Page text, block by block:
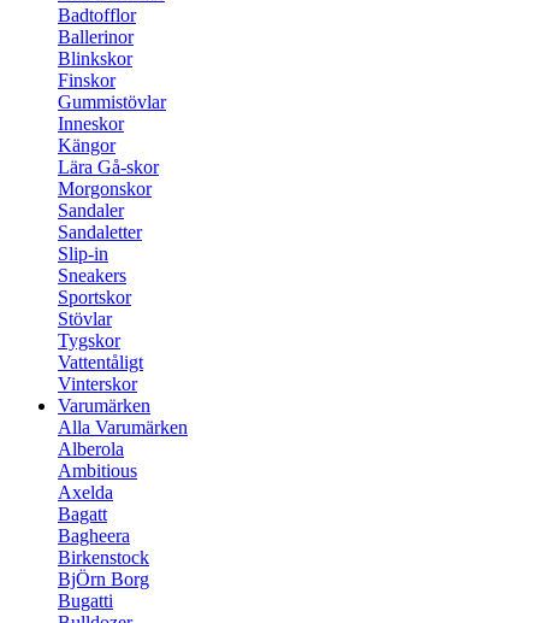
Badtofflor
Ballerinor
Blinkskor
Finskor
Gummistövlar
Inneskor
Kängor
Lära Gå-skor
Morgonskor
Sandaler
Sandaletter
Slip-in
Sneakers
Sportskor
Stövlar
Tygskor
Vattentåligt
Vinterskor
Varumärken
Alla Varumärken
Alberola
Ambitious
Axelda
Bagatt
Bagheera
Birkenstock
BjÖrn Borg
Bugatti